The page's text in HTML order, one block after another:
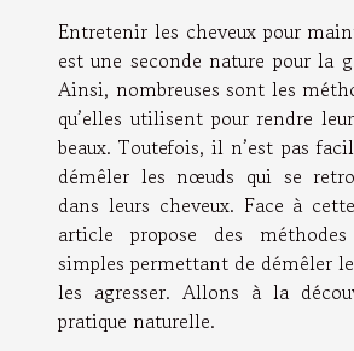
Entretenir les cheveux pour
est une seconde nature pour la
Ainsi, nombreuses sont les
qu’elles utilisent pour rendre
beaux. Toutefois, il n’est pas
démêler les nœuds qui se
dans leurs cheveux. Face à
article propose des
simples permettant de démêler
les agresser. Allons à la
pratique naturelle.